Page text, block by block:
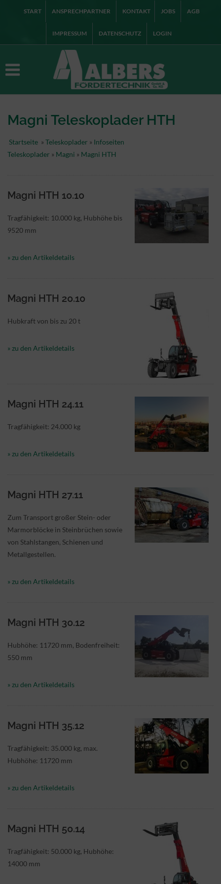
START ANSPRECHPARTNER KONTAKT JOBS AGB
IMPRESSUM DATENSCHUTZ LOGIN
Magni Teleskoplader HTH
Startseite » Teleskoplader » Infoseiten
Teleskoplader » Magni » Magni HTH
Magni HTH 10.10
Tragfähigkeit: 10.000 kg, Hubhöhe bis
9520 mm
» zu den Artikeldetails
Magni HTH 20.10
Hubkraft von bis zu 20 t
» zu den Artikeldetails
Magni HTH 24.11
Tragfähigkeit: 24.000 kg
» zu den Artikeldetails
Magni HTH 27.11
Zum Transport großer Stein- oder
Marmorblöcke in Steinbrüchen sowie
von Stahlstangen, Schienen und
Metallgestellen.
» zu den Artikeldetails
Magni HTH 30.12
Hubhöhe: 11720 mm, Bodenfreiheit:
550 mm
» zu den Artikeldetails
Magni HTH 35.12
Tragfähigkeit: 35.000 kg, max.
Hubhöhe: 11720 mm
» zu den Artikeldetails
Magni HTH 50.14
Tragfähigkeit: 50.000 kg, Hubhöhe:
14000 mm